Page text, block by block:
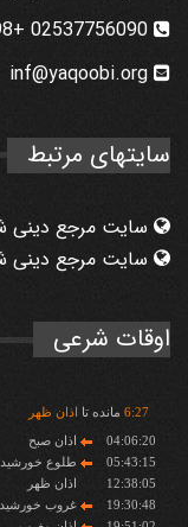
inf@yaqoobi.org
سایتهای مرتبط
سایت مرجع دینی
سایت مرجع دینی
اوقات شرعی
6:27 مانده تا اذان ظهر
04:06:20
اذان صبح
05:43:15
طلوع خورشید
12:38:05
اذان ظهر
19:30:48
غروب خورشید